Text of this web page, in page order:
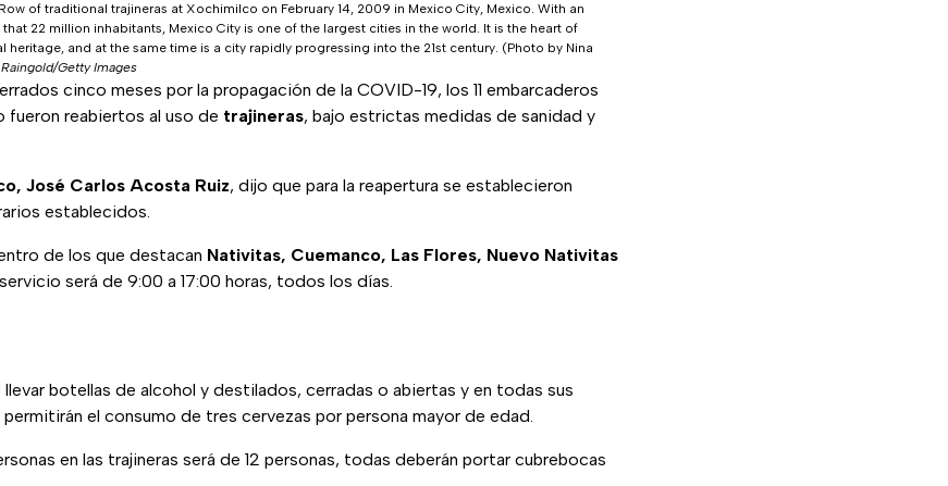
Row of traditional trajineras at Xochimilco on February 14, 2009 in Mexico City, Mexico. With an
22 million inhabitants, Mexico City is one of the largest cities in the world. It is the heart of
heritage, and at the same time is a city rapidly progressing into the 21st century. (Photo by Nina
Getty Images
cinco meses por la propagación de la COVID-19, los 11 embarcaderos
fueron reabiertos al uso de trajineras, bajo estrictas medidas de sanidad y
José Carlos Acosta Ruiz, dijo que para la reapertura se establecieron
establecidos.
de los que destacan Nativitas, Cuemanco, Las Flores, Nuevo Nativitas
será de 9:00 a 17:00 horas, todos los días.
botellas de alcohol y destilados, cerradas o abiertas y en todas sus
el consumo de tres cervezas por persona mayor de edad.
en las trajineras será de 12 personas, todas deberán portar cubrebocas